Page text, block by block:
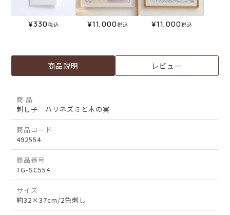
¥330税込 ¥11,000税込 ¥11,000税込
商品説明 レビュー
商 品
刺し子 ハリネズミと木の実
商品コード
492554
商品番号
TG-SC554
サイズ
約32×37cm/2色刺し